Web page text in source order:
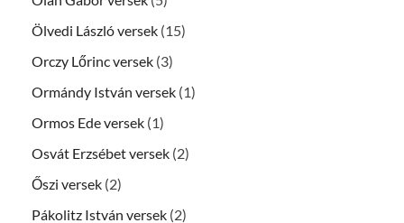
Ölvedi László versek (15)
Orczy Lőrinc versek (3)
Ormándy István versek (1)
Ormos Ede versek (1)
Osvát Erzsébet versek (2)
Őszi versek (2)
Pákolitz István versek (2)